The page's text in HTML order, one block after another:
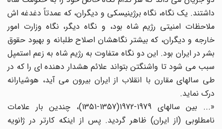
داشتند. یک نگاه، نگاه برژینیسکی و دیگران، که عمدتاً دغدغه اش
ملاحظات امنیتی رژیم شاه بود، و نگاه دیگر، نگاه وزارت امور
خارجه و دیگران، که بیشتر نگاهشان اصلاح طلبانه و بهبود حقوق
بشر در ایران بود. این دو نگاه متفاوت به رژیم شاه به زعم استمپل
سبب می شود تا واشنگتن بتواند علائم هشدار دهنده ای را که در
طی سالهای مقارن با انقلاب از ایران بیرون می آید، هوشیارانه
درک نماید.
«... بین سالهای 1979-1972(1357-1351)، چندین بار علامات
نامطلوبی (از ایران) ظاهر گردید. پس از اینکه کارتر در ژانویه